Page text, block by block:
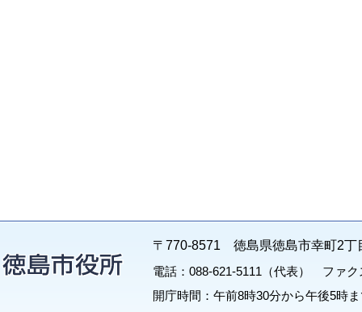
〒770-8571 徳島県徳島市幸町2丁
電話：088-621-5111（代表） ファク
開庁時間：午前8時30分から午後5時